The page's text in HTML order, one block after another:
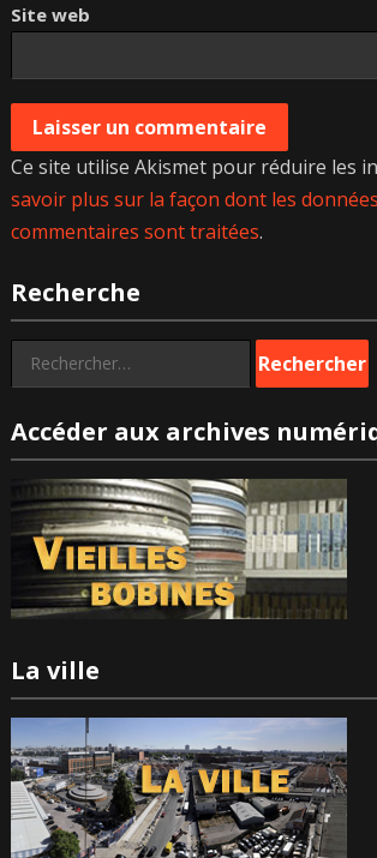
Site web
Ce site utilise Akismet pour réduire les
savoir plus sur la façon dont les
commentaires sont traitées.
Recherche
Rechercher :
Accéder aux archives
La ville